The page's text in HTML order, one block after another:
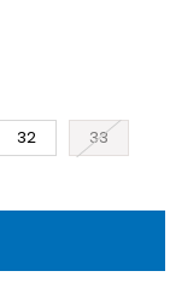
32
33